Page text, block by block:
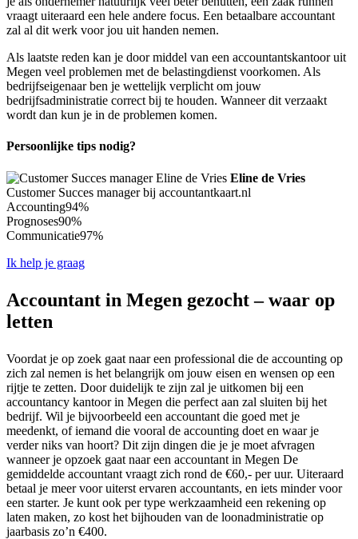
vraagt uiteraard een hele andere focus. Een betaalbare accountant
zal al dit werk voor jou uit handen nemen.
Als laatste reden kan je door middel van een accountantskantoor uit
Megen veel problemen met de belastingdienst voorkomen. Als
bedrijfseigenaar ben je wettelijk verplicht om jouw
bedrijfsadministratie correct bij te houden. Wanneer dit verzaakt
wordt dan kun je in de problemen komen.
Persoonlijke tips nodig?
Eline de Vries
Customer Succes manager bij accountantkaart.nl
Accounting94%
Prognoses90%
Communicatie97%
Ik help je graag
Accountant in Megen gezocht – waar op
letten
Voordat je op zoek gaat naar een professional die de accounting op
zich zal nemen is het belangrijk om jouw eisen en wensen op een
rijtje te zetten. Door duidelijk te zijn zal je uitkomen bij een
accountancy kantoor in Megen die perfect aan zal sluiten bij het
bedrijf. Wil je bijvoorbeeld een accountant die goed met je
meedenkt, of iemand die vooral de accounting doet en waar je
verder niks van hoort? Dit zijn dingen die je je moet afvragen
wanneer je opzoek gaat naar een accountant in Megen De
gemiddelde accountant vraagt zich rond de €60,- per uur. Uiteraard
betaal je meer voor uiterst ervaren accountants, en iets minder voor
een starter. Je kunt ook per type werkzaamheid een rekening op
laten maken, zo kost het bijhouden van de loonadministratie op
jaarbasis zo’n €400.